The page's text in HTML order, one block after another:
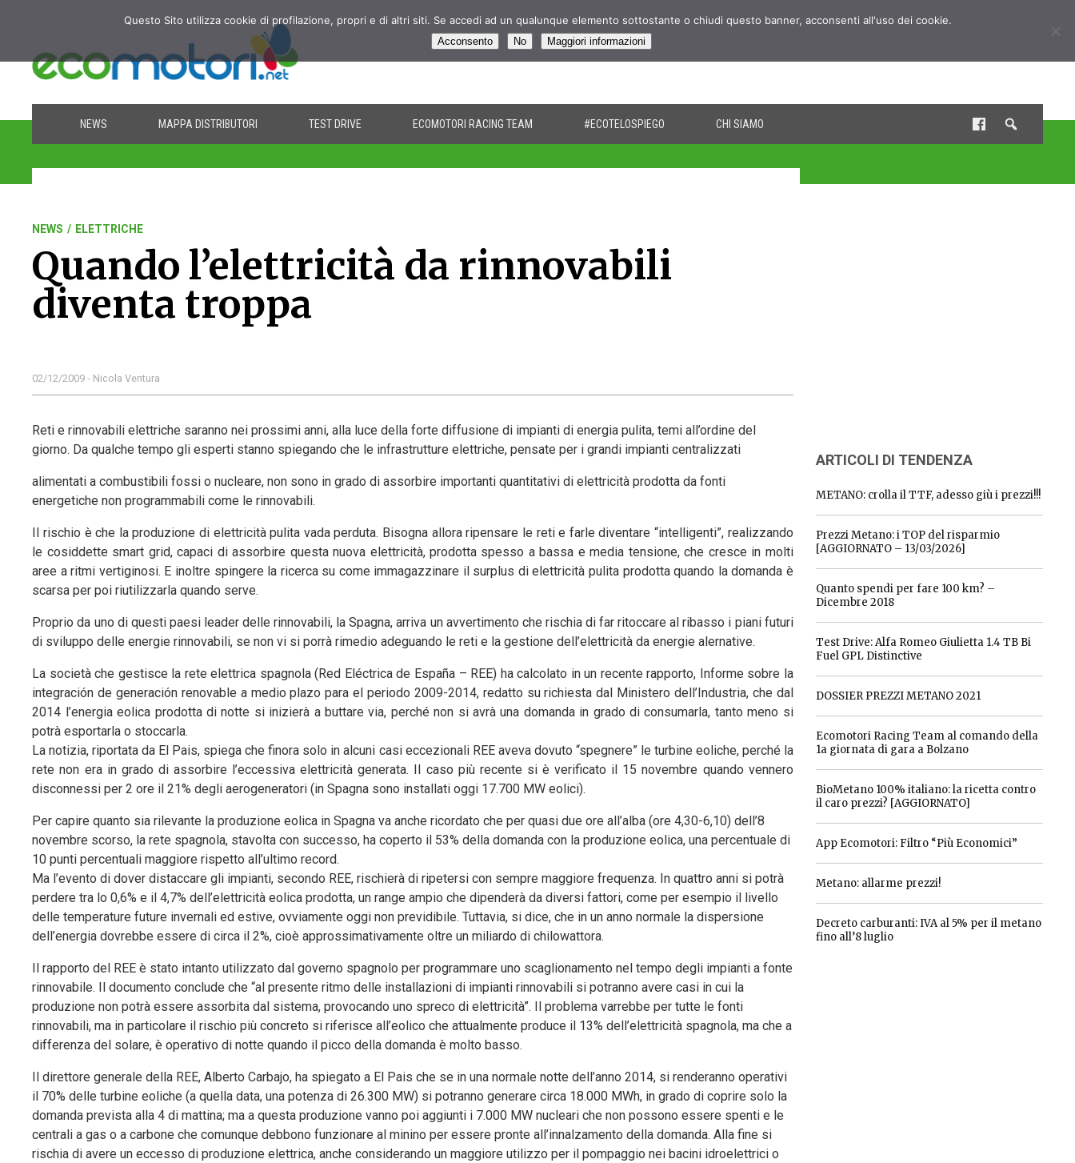
NEWS MAPPA DISTRIBUTORI TEST DRIVE ECOMOTORI RACING TEAM #ECOTELOSPIEGO CHI SIAMO
NEWS / ELETTRICHE
Quando l’elettricità da rinnovabili
diventa troppa
02/12/2009 - Nicola Ventura
Reti e rinnovabili elettriche saranno nei prossimi anni, alla luce della forte diffusione di impianti di energia pulita, temi all’ordine del
giorno. Da qualche tempo gli esperti stanno spiegando che le infrastrutture elettriche, pensate per i grandi impianti centralizzati
alimentati a combustibili fossi o nucleare, non sono in grado di assorbire importanti quantitativi di elettricità prodotta da fonti
energetiche non programmabili come le rinnovabili.
Il rischio è che la produzione di elettricità pulita vada perduta. Bisogna allora ripensare le reti e farle diventare “intelligenti”, realizzando
le cosiddette smart grid, capaci di assorbire questa nuova elettricità, prodotta spesso a bassa e media tensione, che cresce in molti
aree a ritmi vertiginosi. E inoltre spingere la ricerca su come immagazzinare il surplus di elettricità pulita prodotta quando la domanda è
scarsa per poi riutilizzarla quando serve.
Proprio da uno di questi paesi leader delle rinnovabili, la Spagna, arriva un avvertimento che rischia di far ritoccare al ribasso i piani futuri
di sviluppo delle energie rinnovabili, se non vi si porrà rimedio adeguando le reti e la gestione dell’elettricità da energie alernative.
La società che gestisce la rete elettrica spagnola (Red Eléctrica de España – REE) ha calcolato in un recente rapporto, Informe sobre la
integración de generación renovable a medio plazo para el periodo 2009-2014, redatto su richiesta dal Ministero dell’Industria, che dal
2014 l’energia eolica prodotta di notte si inizierà a buttare via, perché non si avrà una domanda in grado di consumarla, tanto meno si
potrà esportarla o stoccarla.
La notizia, riportata da El Pais, spiega che finora solo in alcuni casi eccezionali REE aveva dovuto “spegnere” le turbine eoliche, perché la
rete non era in grado di assorbire l’eccessiva elettricità generata. Il caso più recente si è verificato il 15 novembre quando vennero
disconnessi per 2 ore il 21% degli aerogeneratori (in Spagna sono installati oggi 17.700 MW eolici).
Per capire quanto sia rilevante la produzione eolica in Spagna va anche ricordato che per quasi due ore all’alba (ore 4,30-6,10) dell’8
novembre scorso, la rete spagnola, stavolta con successo, ha coperto il 53% della domanda con la produzione eolica, una percentuale di
10 punti percentuali maggiore rispetto all’ultimo record.
Ma l’evento di dover distaccare gli impianti, secondo REE, rischierà di ripetersi con sempre maggiore frequenza. In quattro anni si potrà
perdere tra lo 0,6% e il 4,7% dell’elettricità eolica prodotta, un range ampio che dipenderà da diversi fattori, come per esempio il livello
delle temperature future invernali ed estive, ovviamente oggi non previdibile. Tuttavia, si dice, che in un anno normale la dispersione
dell’energia dovrebbe essere di circa il 2%, cioè approssimativamente oltre un miliardo di chilowattora.
Il rapporto del REE è stato intanto utilizzato dal governo spagnolo per programmare uno scaglionamento nel tempo degli impianti a fonte
rinnovabile. Il documento conclude che “al presente ritmo delle installazioni di impianti rinnovabili si potranno avere casi in cui la
produzione non potrà essere assorbita dal sistema, provocando uno spreco di elettricità”. Il problema varrebbe per tutte le fonti
rinnovabili, ma in particolare il rischio più concreto si riferisce all’eolico che attualmente produce il 13% dell’elettricità spagnola, ma che a
differenza del solare, è operativo di notte quando il picco della domanda è molto basso.
Il direttore generale della REE, Alberto Carbajo, ha spiegato a El Pais che se in una normale notte dell’anno 2014, si renderanno operativi
il 70% delle turbine eoliche (a quella data, una potenza di 26.300 MW) si potranno generare circa 18.000 MWh, in grado di coprire solo la
domanda prevista alla 4 di mattina; ma a questa produzione vanno poi aggiunti i 7.000 MW nucleari che non possono essere spenti e le
centrali a gas o a carbone che comunque debbono funzionare al minino per essere pronte all’innalzamento della domanda. Alla fine si
rischia di avere un eccesso di produzione elettrica, anche considerando un maggiore utilizzo per il pompaggio nei bacini idroelettrici o
ARTICOLI DI TENDENZA
METANO: crolla il TTF, adesso giù i prezzi!!!
Prezzi Metano: i TOP del risparmio
[AGGIORNATO – 13/03/2026]
Quanto spendi per fare 100 km? –
Dicembre 2018
Test Drive: Alfa Romeo Giulietta 1.4 TB Bi
Fuel GPL Distinctive
DOSSIER PREZZI METANO 2021
Ecomotori Racing Team al comando della
1a giornata di gara a Bolzano
BioMetano 100% italiano: la ricetta contro
il caro prezzi? [AGGIORNATO]
App Ecomotori: Filtro “Più Economici”
Metano: allarme prezzi!
Decreto carburanti: IVA al 5% per il metano
fino all’8 luglio
Questo Sito utilizza cookie di profilazione, propri e di altri siti. Se accedi ad un qualunque elemento sottostante o chiudi questo banner, acconsenti all'uso dei cookie.
Acconsento No Maggiori informazioni